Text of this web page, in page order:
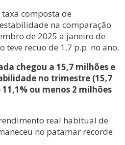
taxa composta de
na comparação
de 2025 a janeiro de
teve recuo de 1,7 p.p. no ano.
chegou a 15,7 milhões e
no trimestre (15,7
ou menos 2 milhões
real habitual de
no patamar recorde.